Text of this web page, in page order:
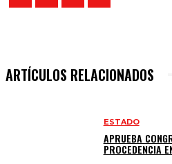
ARTÍCULOS RELACIONADOS
ESTADO
APRUEBA
PROCEDENCIA